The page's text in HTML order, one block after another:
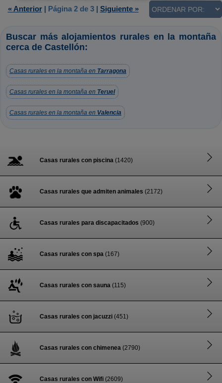
« Anterior| Página 2 de 3| Siguiente »
Buscar más alojamientos rurales en la montaña
cerca de Castellón:
Casas rurales en la montaña en Tarragona
Casas rurales en la montaña en Teruel
Casas rurales en la montaña en Valencia
Casas rurales con piscina (1420)
Casas rurales que admiten animales (2172)
Casas rurales para discapacitados (900)
Casas rurales con spa (167)
Casas rurales con sauna (115)
Casas rurales con jacuzzi (451)
Casas rurales con chimenea (2790)
Casas rurales con Wifi (2609)